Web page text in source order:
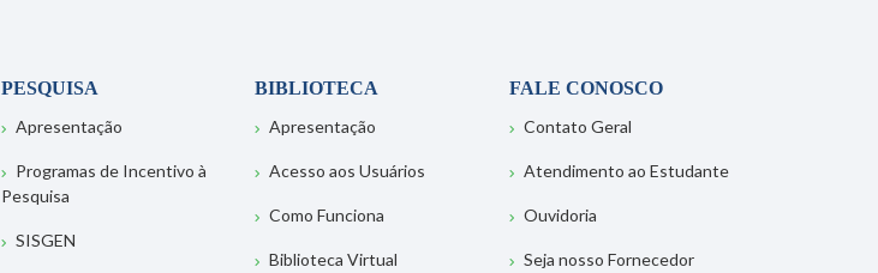
PESQUISA
Apresentação
Programas de Incentivo à
Pesquisa
SISGEN
BIBLIOTECA
Apresentação
Acesso aos Usuários
Como Funciona
Biblioteca Virtual
FALE CONOSCO
Contato Geral
Atendimento ao Estudante
Ouvidoria
Seja nosso Fornecedor